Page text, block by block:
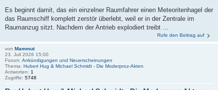
Es beginnt damit, das ein einzelner Raumfahrer einen Meteoritenhagel der
das Raumschiff komplett zerstör überlebt, weil er in der Zentrale im
Raumanzug sitzt. Nachdem der Antrieb explodiert treibt ...
Rufe den Beitrag auf
von Mammut
23. Juli 2026 15:00
Forum: Ankündigungen und Neuerscheinungen
Thema: Hubert Hug & Michael Schmidt - Die Moderproz-Akten
Antworten: 1
Zugriffe: 5748